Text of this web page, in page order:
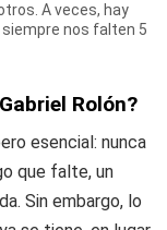
A veces, hay
nos falten 5
Rolón?
esencial: nunca
que falte, un
Sin embargo, lo